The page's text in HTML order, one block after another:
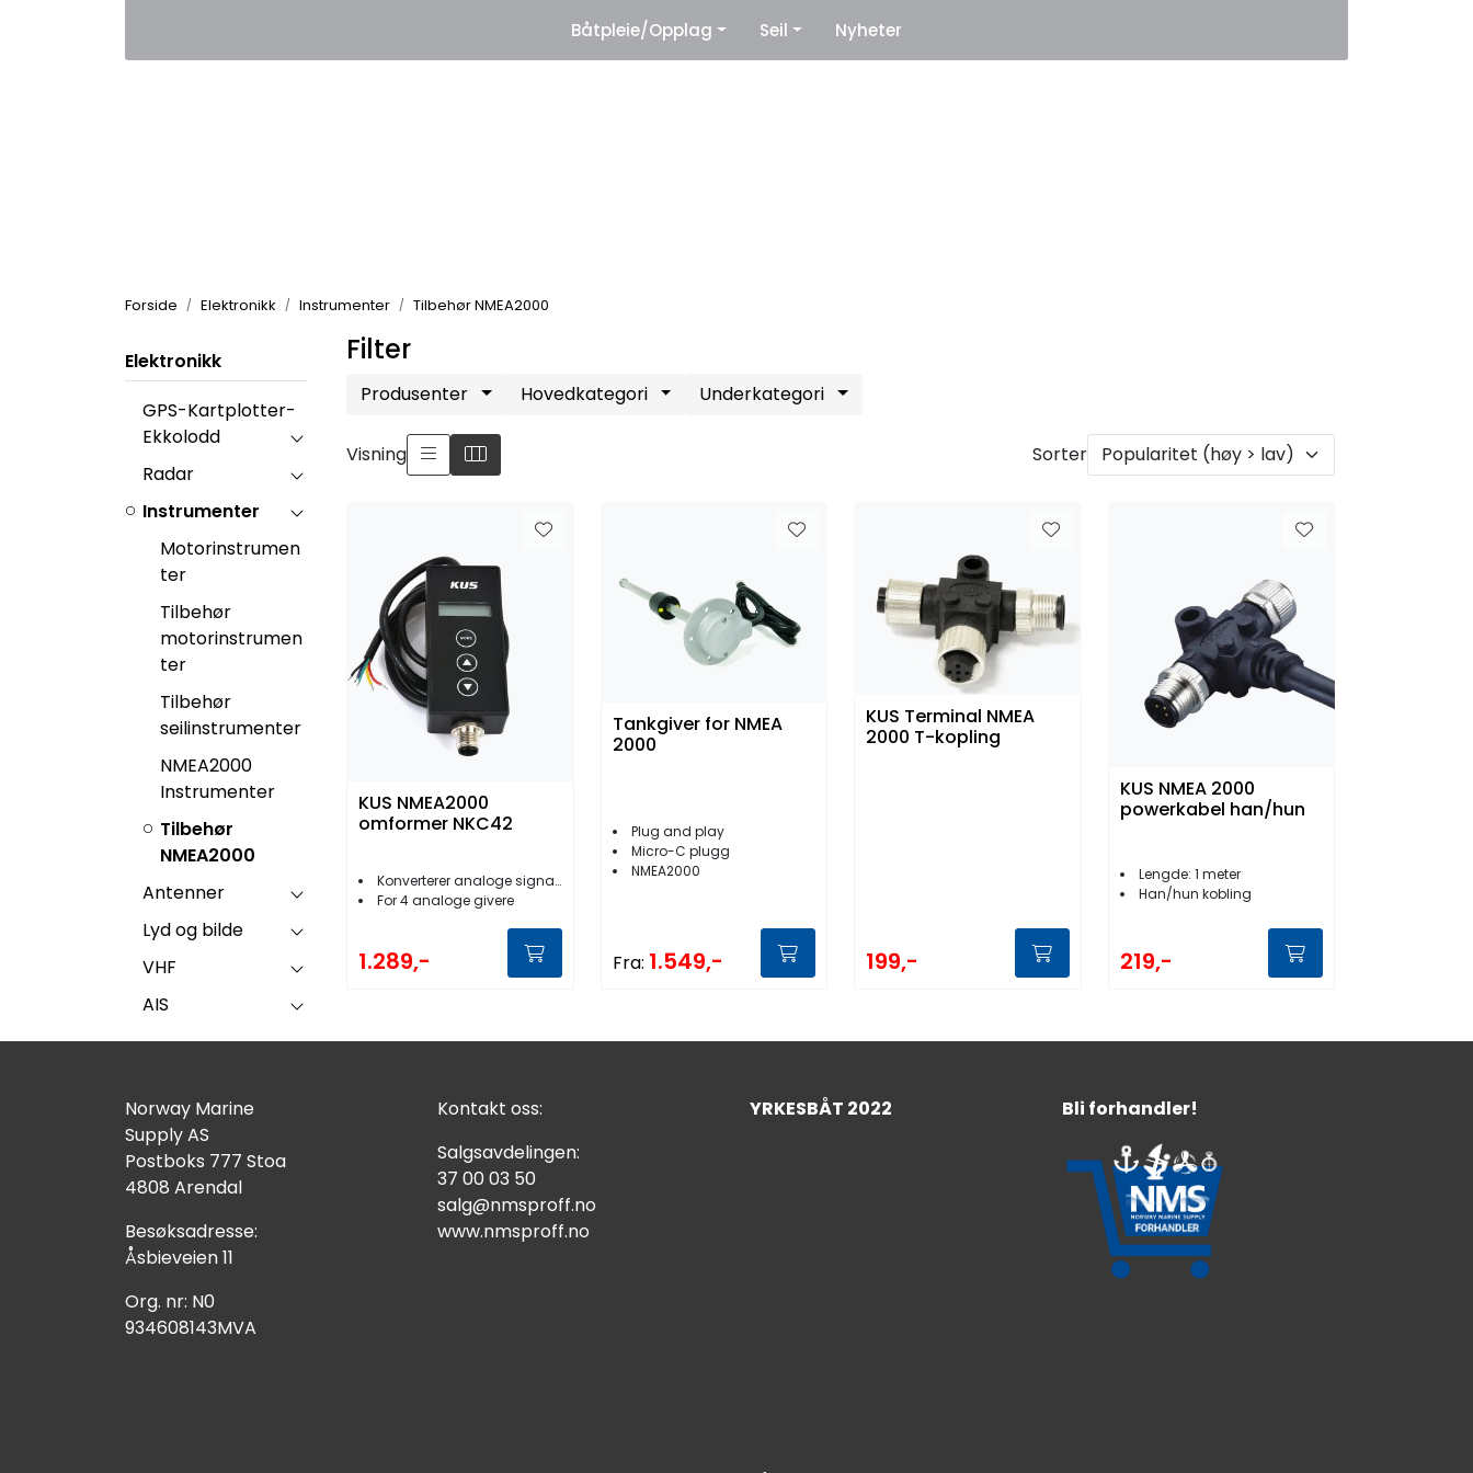
Leverandører
Båtpleie/Opplag Seil Nyheter
Forside Elektronikk Instrumenter Tilbehør NMEA2000
Elektronikk
GPS-Kartplotter-
Ekkolodd
Radar
Instrumenter
Motorinstrumen
ter
Tilbehør
motorinstrumen
ter
Tilbehør
seilinstrumenter
NMEA2000
Instrumenter
Tilbehør
NMEA2000
Antenner
Lyd og bilde
VHF
AIS
Filter
Produsenter Hovedkategori Underkategori
Visning Sorter
KUS NMEA2000
omformer NKC42
Konverterer analoge signaler til NMEA2000
For 4 analoge givere
1.289,-
Tankgiver for NMEA
2000
Plug and play
Micro-C plugg
NMEA2000
Fra: 1.549,-
KUS Terminal NMEA
2000 T-kopling
199,-
KUS NMEA 2000
powerkabel han/hun
Lengde: 1 meter
Han/hun kobling
219,-
Norway Marine
Supply AS
Postboks 777 Stoa
4808 Arendal
Besøksadresse:
Åsbieveien 11
Org. nr: N0
934608143MVA
Kontakt oss:
Salgsavdelingen:
37 00 03 50
salg@nmsproff.no
www.nmsproff.no
YRKESBÅT 2022 Bli forhandler!